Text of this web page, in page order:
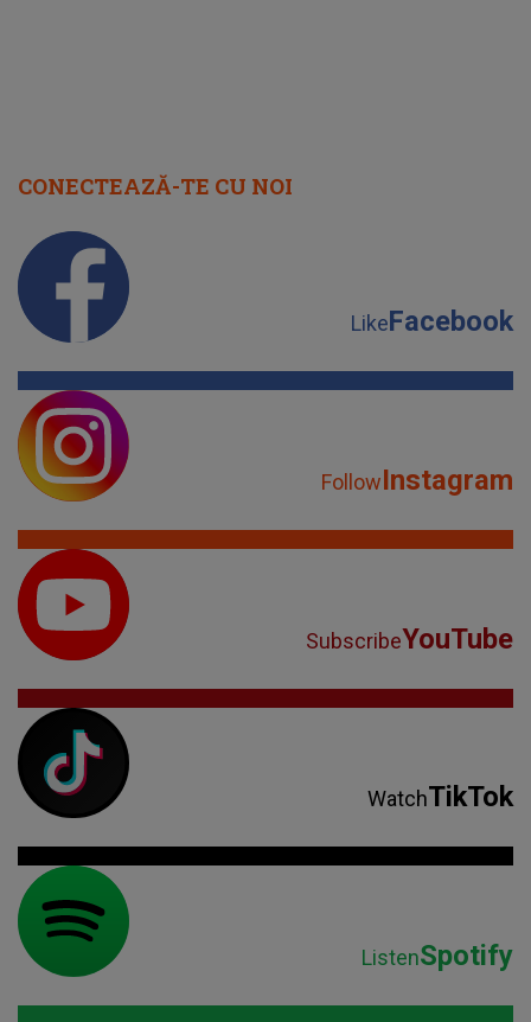
CONECTEAZĂ-TE CU NOI
LikeFacebook
FollowInstagram
SubscribeYouTube
WatchTikTok
ListenSpotify